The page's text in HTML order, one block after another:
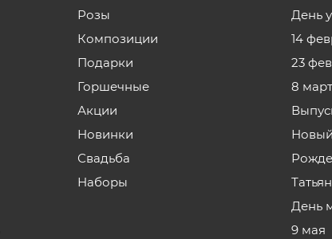
Розы
Композиции
Подарки
Горшечные
Акции
Новинки
Свадьба
Наборы
День
14
23
8
День
9 мая